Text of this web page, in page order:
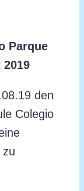
Parque
2019
den
Colegio
zu